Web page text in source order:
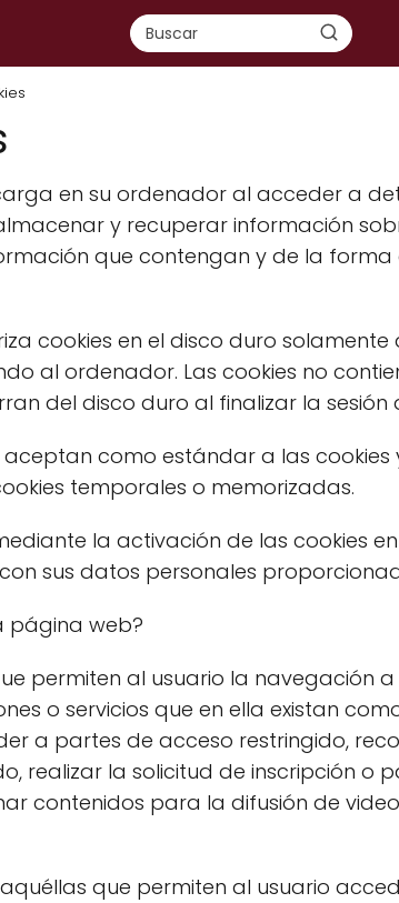
en su ordenador al acceder a
y recuperar información
que contengan y de la forma
cookies en el disco duro
al ordenador. Las cookies no
del disco duro al finalizar la
como estándar a las cookies
temporales o memorizadas.
la activación de las cookies
sus datos personales
página web?
permiten al usuario la
o servicios que en ella existan
a partes de acceso restringido,
realizar la solicitud de inscripción o
contenidos para la difusión de
aquéllas que permiten al usuario